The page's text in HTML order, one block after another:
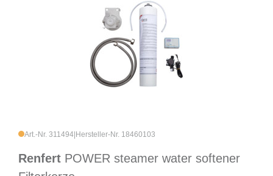
Art.-Nr. 311494 Hersteller-Nr. 18460103
Renfert POWER steamer water softener